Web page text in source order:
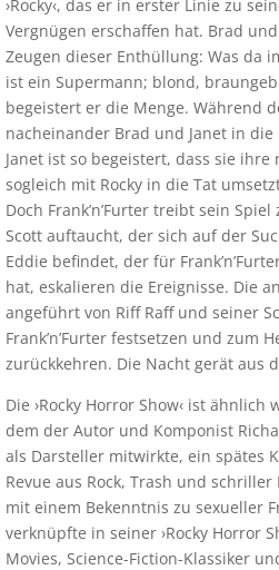
›Rocky‹, das er in erster Linie zu
Vergnügen erschaffen hat. Brad
Zeugen dieser Enthüllung: Was da
ist ein Supermann; blond,
begeistert er die Menge. Während
nacheinander Brad und Janet in
Janet ist so begeistert, dass sie
sogleich mit Rocky in die Tat
Doch Frank’n’Furter treibt sein
Scott auftaucht, der sich auf der
Eddie befindet, der für
hat, eskalieren die Ereignisse. Die
angeführt von Riff Raff und seiner
Frank’n’Furter festsetzen und zum
zurückkehren. Die Nacht gerät aus
Die ›Rocky Horror Show‹ ist ähnlich
dem der Autor und Komponist
als Darsteller mitwirkte, ein spätes
Revue aus Rock, Trash und schriller
mit einem Bekenntnis zu sexueller
verknüpfte in seiner ›Rocky Horror
Movies, Science-Fiction-Klassiker